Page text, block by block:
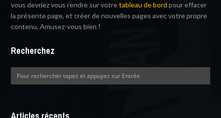
vous devriez vous rendre sur votretableau de bord pour effacer
la présente page, et créer de nouvelles pages avec votre propre
contenu. Amusez-vous bien !
Recherchez